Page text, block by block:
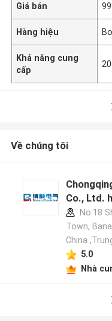
Giá bán
Hàng hiệu
Khả năng cung
cấp
Về chúng tôi
Co., Ltd.
No.18
Town,
China
5.0
Nhà